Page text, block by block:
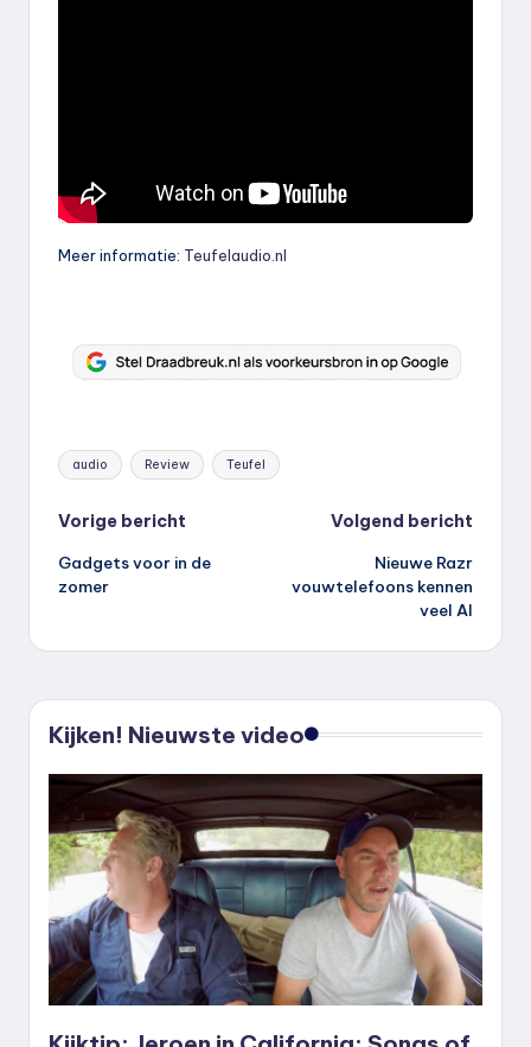
Meer informatie: Teufelaudio.nl
Tags:
audio Review Teufel
Bericht
navigatie
Vorige bericht
Gadgets voor in de
zomer
Volgend bericht
Nieuwe Razr
vouwtelefoons kennen
veel AI
Kijken! Nieuwste video